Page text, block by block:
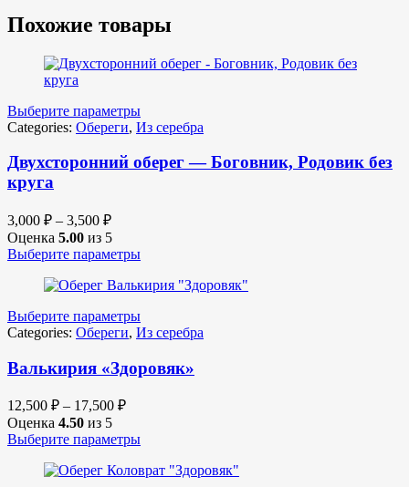
Похожие товары
Выберите параметры
Categories: Обереги, Из серебра
Двухсторонний оберег — Боговник, Родовик без
круга
3,000 ₽ – 3,500 ₽
Оценка 5.00 из 5
Выберите параметры
Выберите параметры
Categories: Обереги, Из серебра
Валькирия «Здоровяк»
12,500 ₽ – 17,500 ₽
Оценка 4.50 из 5
Выберите параметры